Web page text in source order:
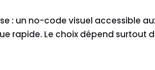
: un no-code visuel accessible
rapide. Le choix dépend surtout